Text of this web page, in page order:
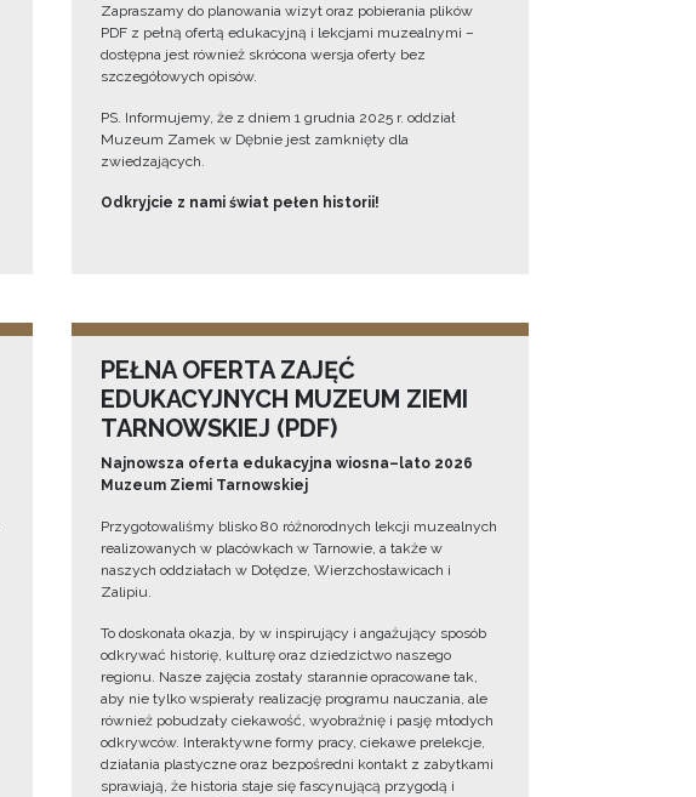
Zapraszamy do planowania wizyt oraz pobierania plików
PDF z pełną ofertą edukacyjną i lekcjami muzealnymi –
dostępna jest również skrócona wersja oferty bez
szczegółowych opisów.
PS. Informujemy, że z dniem 1 grudnia 2025 r. oddział
Muzeum Zamek w Dębnie jest zamknięty dla
zwiedzających.
Odkryjcie z nami świat pełen historii!
PEŁNA OFERTA ZAJĘĆ
EDUKACYJNYCH MUZEUM ZIEMI
TARNOWSKIEJ (PDF)
Najnowsza oferta edukacyjna wiosna–lato 2026
Muzeum Ziemi Tarnowskiej
Przygotowaliśmy blisko 80 różnorodnych lekcji muzealnych
realizowanych w placówkach w Tarnowie, a także w
naszych oddziałach w Dołędze, Wierzchosławicach i
Zalipiu.
To doskonała okazja, by w inspirujący i angażujący sposób
odkrywać historię, kulturę oraz dziedzictwo naszego
regionu. Nasze zajęcia zostały starannie opracowane tak,
aby nie tylko wspierały realizację programu nauczania, ale
również pobudzały ciekawość, wyobraźnię i pasję młodych
odkrywców. Interaktywne formy pracy, ciekawe prelekcje,
działania plastyczne oraz bezpośredni kontakt z zabytkami
sprawiają, że historia staje się fascynującą przygodą i